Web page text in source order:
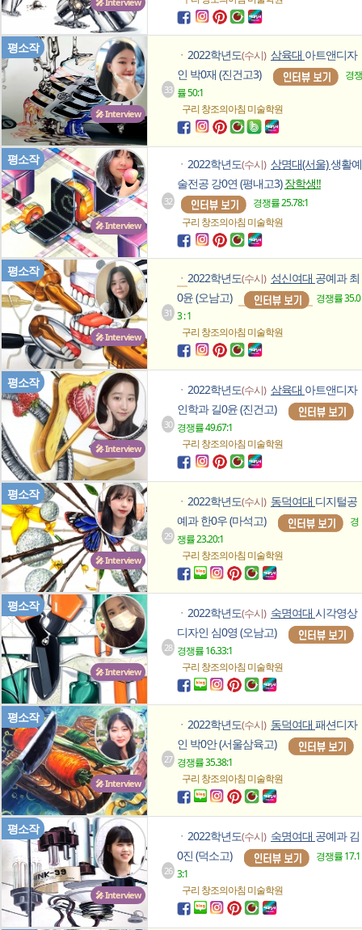
🎤 Interview
평소작
33
ㆍ 2022학년도(수시) 삼육대 아트앤디자
인 박0재 (진건고3)
경쟁
률 50:1
구리 창조의아침미술학원
🎤 Interview
평소작
32
ㆍ 2022학년도(수시) 상명대(서울)생활예
술전공 강0연 (평내고3)장학생!!
경쟁률 25.78:1
구리 창조의아침미술학원
🎤 Interview
평소작
31
ㆍ 2022학년도(수시) 성신여대 공예과 최
0윤 (오남고)
경쟁률 35.0
3 : 1
구리 창조의아침미술학원
🎤 Interview
평소작
30
ㆍ 2022학년도(수시) 삼육대 아트앤디자
인학과 길0윤 (진건고)
경쟁률 49.67:1
구리 창조의아침미술학원
🎤 Interview
평소작
29
ㆍ 2022학년도(수시) 동덕여대 디지털공
예과 한0우 (마석고)
경
쟁률 23.20:1
구리 창조의아침미술학원
🎤 Interview
평소작
28
ㆍ 2022학년도(수시) 숙명여대 시각영상
디자인 심0영 (오남고)
경쟁률 16.33:1
구리 창조의아침미술학원
🎤 Interview
평소작
27
ㆍ 2022학년도(수시) 동덕여대 패션디자
인 박0안 (서울삼육고)
경쟁률 35.38:1
구리 창조의아침미술학원
🎤 Interview
평소작
26
ㆍ 2022학년도(수시) 숙명여대 공예과 김
0진 (덕소고)
경쟁률 17.1
3:1
구리 창조의아침미술학원